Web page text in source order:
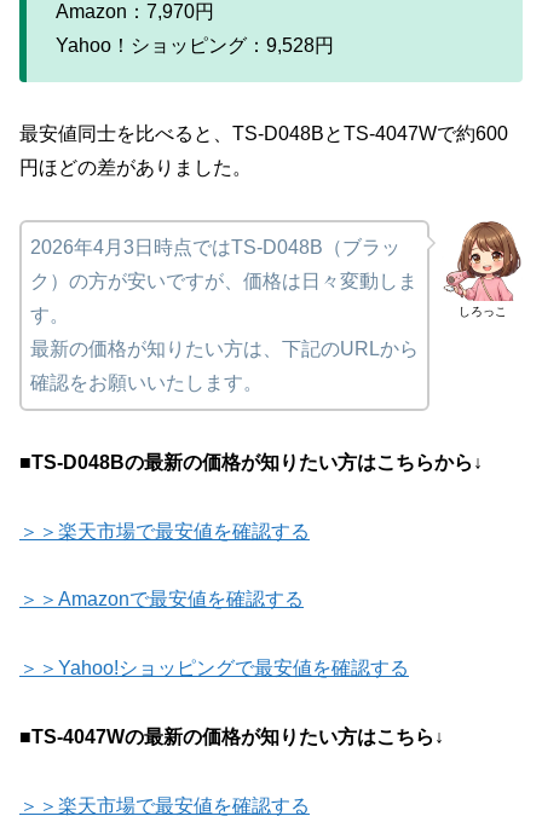
Amazon：7,970円
Yahoo！ショッピング：9,528円
最安値同士を比べると、TS-D048BとTS-4047Wで約600
円ほどの差がありました。
しろっこ
2026年4月3日時点ではTS-D048B（ブラッ
ク）の方が安いですが、価格は日々変動しま
す。
最新の価格が知りたい方は、下記のURLから
確認をお願いいたします。
■TS-D048Bの最新の価格が知りたい方はこちらから↓
＞＞楽天市場で最安値を確認する
＞＞Amazonで最安値を確認する
＞＞Yahoo!ショッピングで最安値を確認する
■TS-4047Wの最新の価格が知りたい方はこちら↓
＞＞楽天市場で最安値を確認する